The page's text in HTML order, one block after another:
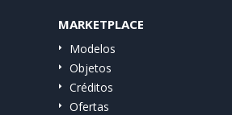
MARKETPLACE
Modelos
Objetos
Créditos
Ofertas